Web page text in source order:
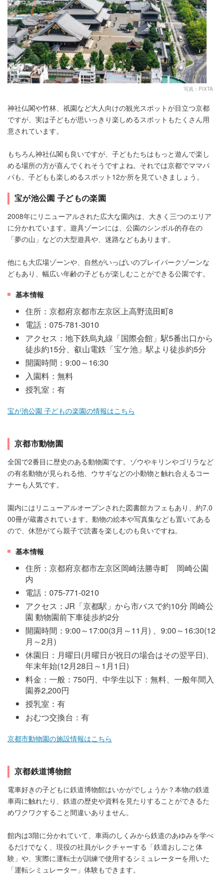
写真：PIXTA
神社仏閣や竹林、祇園など大人向けの観光スポットが目立つ京都
ですが、実は子どもが思いっきり楽しめるスポットもたくさん用
意されています。
もちろん神社仏閣も良いですが、子どもたちはもっと遊んで楽し
める場所の方が喜んでくれそうですよね。それでは京都でママパ
パも、子どもも楽しめるスポット12か所を見ていきましょう。
宝が池公園 子どもの楽園
2008年にリニューアルされた広大な園内は、大きく三つのエリア
に分かれています。遊具ゾーンには、公園のシンボル的存在の
「夢の山」などの大型遊具や、迷路などもあります。
他にも大広場ゾーンや、自然がいっぱいのプレイパークゾーンな
どもあり、幅広い年齢の子どもが楽しむことができる公園です。
基本情報
住所：京都府京都市左京区上高野流田町8
電話：075-781-3010
アクセス：地下鉄烏丸線「国際会館」駅5番出口から
徒歩約15分、叡山電鉄「宝ケ池」駅より徒歩約5分
開園時間：9:00～16:30
入園料：無料
授乳室：有
宝が池公園 子どもの楽園の情報はこちら
京都市動物園
全国で2番目に歴史のある動物園です。ゾウやキリンやゴリラなど
の有名動物が見られる他、ウサギなどの小動物と触れ合えるコー
ナーも人気です。
園内にはリニューアルオープンされた図書館カフェもあり、約7,0
00冊が蔵書されています。動物の絵本や写真集なども置いてある
ので、休憩がてら親子で読書を楽しむのも良いですね。
基本情報
住所：京都府京都市左京区岡崎法勝寺町 岡崎公園
内
電話：075-771-0210
アクセス：JR「京都駅」から市バスで約10分 岡崎公
園 動物園前下車徒歩約2分
開園時間：9:00～17:00(3月～11月) 、9:00～16:30(12
月～2月)
休園日：月曜日(月曜日が祝日の場合はその翌平日)、
年末年始(12月28日～1月1日)
料金：一般：750円、中学生以下：無料、一般年間入
園券2,200円
授乳室：有
おむつ交換台：有
京都市動物園の施設情報はこちら
京都鉄道博物館
電車好きの子どもに鉄道博物館はいかがでしょうか？本物の鉄道
車両に触れたり、鉄道の歴史や資料を見たりすることができるた
めワクワクすること間違いありません。
館内は3階に分かれていて、車両のしくみから鉄道のあゆみを学べ
るだけでなく、現役の社員がレクチャーする「鉄道おしごと体
験」や、実際に運転士が訓練で使用するシミュレーターを用いた
「運転シミュレーター」体験もできます。